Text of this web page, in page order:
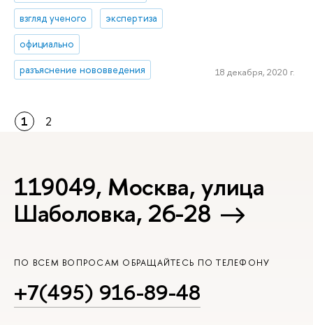
взгляд ученого
экспертиза
официально
разъяснение нововведения
18 декабря, 2020 г.
1 2
119049, Москва, улица
Шаболовка, 26-28
ПО ВСЕМ ВОПРОСАМ ОБРАЩАЙТЕСЬ ПО ТЕЛЕФОНУ
+7(495) 916-89-48